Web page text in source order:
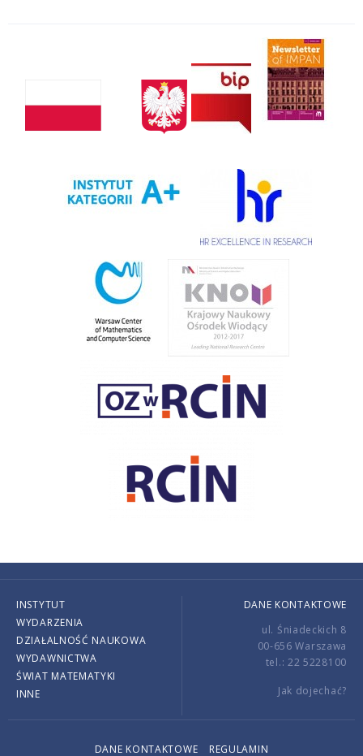
INSTYTUT
WYDARZENIA
DZIAŁALNOŚĆ NAUKOWA
WYDAWNICTWA
ŚWIAT MATEMATYKI
INNE
DANE KONTAKTOWE
ul. Śniadeckich 8
00-656 Warszawa
tel.: 22 5228100
Jak dojechać?
DANE KONTAKTOWE REGULAMIN